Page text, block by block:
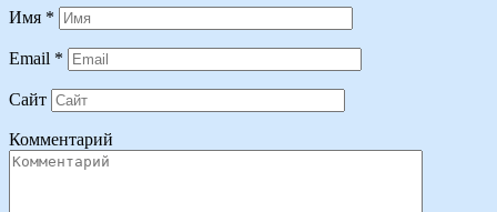
Имя *
Email *
Сайт
Комментарий